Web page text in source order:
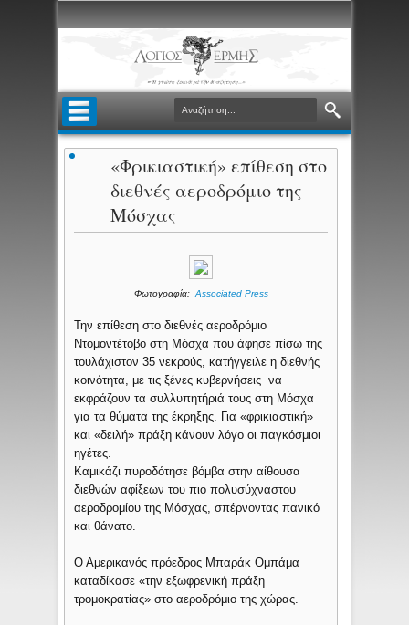
«Φρικιαστική» επίθεση στο
διεθνές αεροδρόμιο της
Μόσχας
Φωτογραφία: Associated Press
Την επίθεση στο διεθνές αεροδρόμιο
Ντομοντέτοβο στη Μόσχα που άφησε πίσω της
τουλάχιστον 35 νεκρούς, κατήγγειλε η διεθνής
κοινότητα, με τις ξένες κυβερνήσεις να
εκφράζουν τα συλλυπητήριά τους στη Μόσχα
για τα θύματα της έκρηξης. Για «φρικιαστική»
και «δειλή» πράξη κάνουν λόγο οι παγκόσμιοι
ηγέτες.
Καμικάζι πυροδότησε βόμβα στην αίθουσα
διεθνών αφίξεων του πιο πολυσύχναστου
αεροδρομίου της Μόσχας, σπέρνοντας πανικό
και θάνατο.
Ο Αμερικανός πρόεδρος Μπαράκ Ομπάμα
καταδίκασε «την εξωφρενική πράξη
τρομοκρατίας» στο αεροδρόμιο της χώρας.